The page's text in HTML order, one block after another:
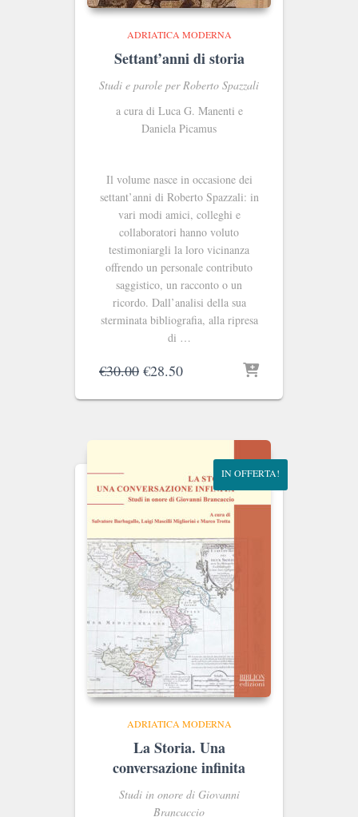
ADRIATICA MODERNA
Settant’anni di storia
Studi e parole per Roberto Spazzali
a cura di Luca G. Manenti e
Daniela Picamus
Il volume nasce in occasione dei
settant’anni di Roberto Spazzali: in
vari modi amici, colleghi e
collaboratori hanno voluto
testimoniargli la loro vicinanza
offrendo un personale contributo
saggistico, un racconto o un
ricordo. Dall’analisi della sua
sterminata bibliografia, alla ripresa
di …
€30.00 Il
originale
€28.50Il
attuale
IN OFFERTA!
ADRIATICA MODERNA
La Storia. Una
conversazione infinita
Studi in onore di Giovanni
Brancaccio